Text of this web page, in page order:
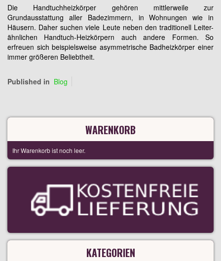
Die Handtuchheizkörper gehören mittlerweile zur
Grundausstattung aller Badezimmern, in Wohnungen wie in
Häusern. Daher suchen viele Leute neben den traditionell Leiter-
ähnlichen Handtuch-Heizkörpern auch andere Formen. So
erfreuen sich beispielsweise asymmetrische Badheizkörper einer
immer größeren Beliebtheit.
Published in Blog
WARENKORB
Ihr Warenkorb ist noch leer.
KATEGORIEN